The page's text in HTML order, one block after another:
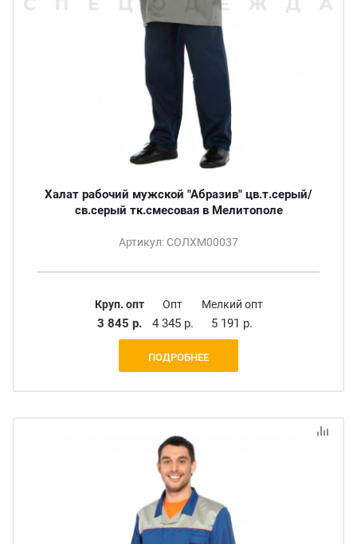
Халат рабочий мужской "Абразив" цв.т.серый/
св.серый тк.смесовая в Мелитополе
Артикул: СОЛХМ00037
Круп. опт
3 845 р.
Опт
4 345 р.
Мелкий опт
5 191 р.
ПОДРОБНЕЕ